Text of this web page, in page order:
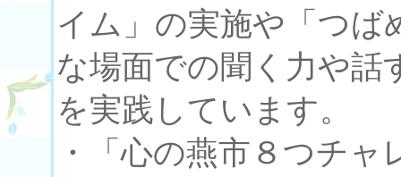
イム」の実施や「つば
な場面での聞く力や話
を実践しています。
・「心の燕市８つチ